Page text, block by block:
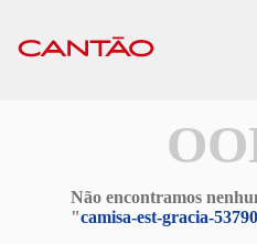
Não encontramos
"camisa-est-gracia-